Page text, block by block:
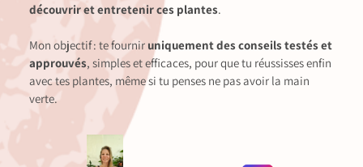
découvrir et entretenir ces plantes.
Mon objectif : te fournir uniquement des conseils testés et
approuvés, simples et efficaces, pour que tu réussisses enfin
avec tes plantes, même si tu penses ne pas avoir la main
verte.